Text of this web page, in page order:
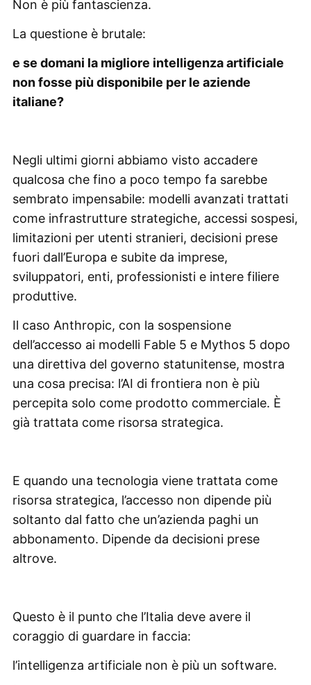
Non è più fantascienza.
La questione è brutale:
e se domani la migliore intelligenza artificiale
non fosse più disponibile per le aziende
italiane?
Negli ultimi giorni abbiamo visto accadere
qualcosa che fino a poco tempo fa sarebbe
sembrato impensabile: modelli avanzati trattati
come infrastrutture strategiche, accessi sospesi,
limitazioni per utenti stranieri, decisioni prese
fuori dall’Europa e subite da imprese,
sviluppatori, enti, professionisti e intere filiere
produttive.
Il caso Anthropic, con la sospensione
dell’accesso ai modelli Fable 5 e Mythos 5 dopo
una direttiva del governo statunitense, mostra
una cosa precisa: l’AI di frontiera non è più
percepita solo come prodotto commerciale. È
già trattata come risorsa strategica.
E quando una tecnologia viene trattata come
risorsa strategica, l’accesso non dipende più
soltanto dal fatto che un’azienda paghi un
abbonamento. Dipende da decisioni prese
altrove.
Questo è il punto che l’Italia deve avere il
coraggio di guardare in faccia:
l’intelligenza artificiale non è più un software.